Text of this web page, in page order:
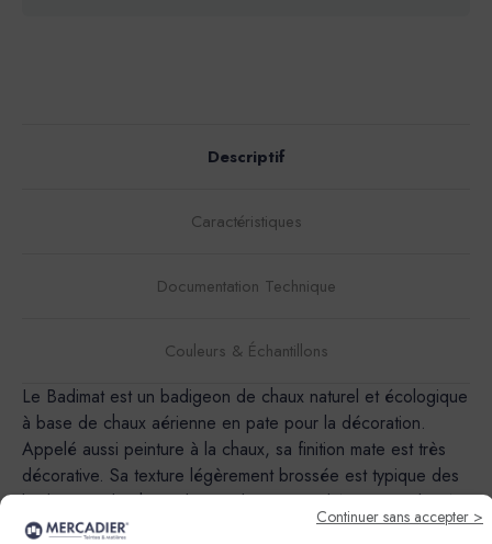
Descriptif
Caractéristiques
Documentation Technique
Couleurs & Échantillons
Le Badimat est un badigeon de chaux naturel et écologique
à base de chaux aérienne en pate pour la décoration.
Appelé aussi peinture à la chaux, sa finition mate est très
décorative. Sa texture légèrement brossée est typique des
badigeons de chaux d'antan.Il est particuliérement indiqué
pour les batiments historiques et d'interet artistique, dans
Continuer sans accepter >